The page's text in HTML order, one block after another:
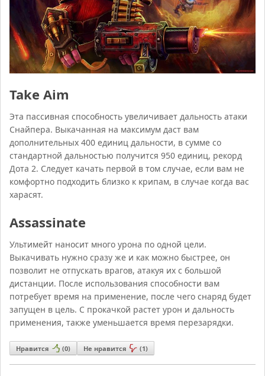
Take Aim
Эта пассивная способность увеличивает дальность атаки
Снайпера. Выкачанная на максимум даст вам
дополнительных 400 единиц дальности, в сумме со
стандартной дальностью получится 950 единиц, рекорд
Дота 2. Следует качать первой в том случае, если вам не
комфортно подходить близко к крипам, в случае когда вас
харасят.
Assassinate
Ультимейт наносит много урона по одной цели.
Выкачивать нужно сразу же и как можно быстрее, он
позволит не отпускать врагов, атакуя их с большой
дистанции. После использования способности вам
потребует время на применение, после чего снаряд будет
запущен в цель. С прокачкой растет урон и дальность
применения, также уменьшается время перезарядки.
Нравится (0) Не нравится (1)